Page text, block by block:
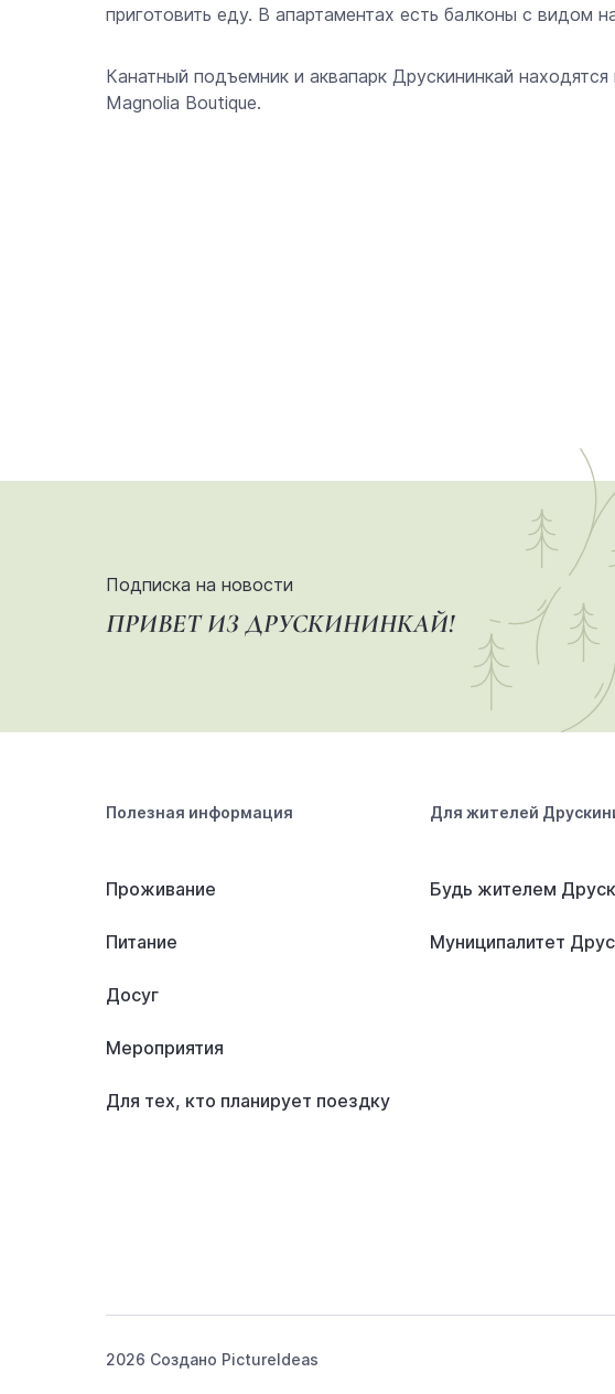
приготовить еду. В апартаментах есть балконы с видом
Канатный подъемник и аквапарк Друскининкай
Magnolia Boutique.
Подписка на новости
ПРИВЕТ ИЗ ДРУСКИНИНКАЙ!
Полезная информация
Проживание
Питание
Досуг
Мероприятия
Для тех, кто планирует поездку
Для жителей
Будь жителем
Муниципалитет
2026 Создано PictureIdeas